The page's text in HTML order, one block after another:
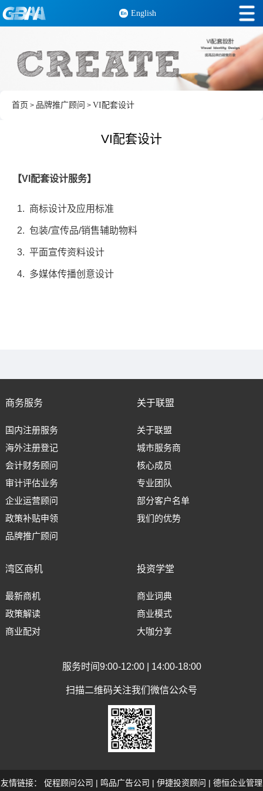
English
首页 > 品牌推广顾问 > VI配套设计
VI配套设计
【VI配套设计服务】
1. 商标设计及应用标准
2. 包装/宣传品/销售辅助物料
3. 平面宣传资料设计
4. 多媒体传播创意设计
商务服务
国内注册服务
海外注册登记
会计财务顾问
审计评估业务
企业运营顾问
政策补贴申领
品牌推广顾问
关于联盟
关于联盟
城市服务商
核心成员
专业团队
部分客户名单
我们的优势
湾区商机
最新商机
政策解读
商业配对
投资学堂
商业词典
商业模式
大咖分享
服务时间9:00-12:00 | 14:00-18:00
扫描二维码关注我们微信公众号
友情链接： 促程顾问公司 | 鸣品广告公司 | 伊捷投资顾问 | 德恒企业管理